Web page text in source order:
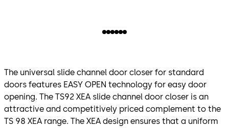
The universal slide channel door closer for standard
doors features EASY OPEN technology for easy door
opening. The TS92 XEA slide channel door closer is an
attractive and competitively priced complement to the
TS 98 XEA range. The XEA design ensures that a uniform